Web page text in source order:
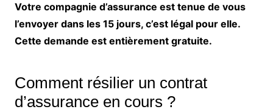
Votre compagnie d’assurance est tenue de vous
l’envoyer dans les 15 jours, c’est légal pour elle.
Cette demande est entièrement gratuite.
Comment résilier un contrat
d’assurance en cours ?